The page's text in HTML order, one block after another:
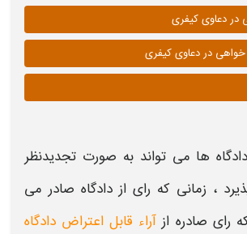
در دعاوی کیفری
در دعاوی کیفری
ها می تواند به صورت تجدیدنظر
، زمانی که رای از دادگاه صادر می
رای صادره از آراء قابل اعتراض دادگاه